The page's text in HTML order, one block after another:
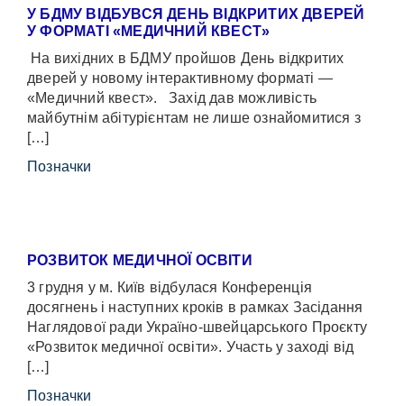
У БДМУ ВІДБУВСЯ ДЕНЬ ВІДКРИТИХ ДВЕРЕЙ
У ФОРМАТІ «МЕДИЧНИЙ КВЕСТ»
На вихідних в БДМУ пройшов День відкритих
дверей у новому інтерактивному форматі —
«Медичний квест». Захід дав можливість
майбутнім абітурієнтам не лише ознайомитися з
[…]
Позначки
РОЗВИТОК МЕДИЧНОЇ ОСВІТИ
3 грудня у м. Київ відбулася Конференція
досягнень і наступних кроків в рамках Засідання
Наглядової ради Україно-швейцарського Проєкту
«Розвиток медичної освіти». Участь у заході від
[…]
Позначки